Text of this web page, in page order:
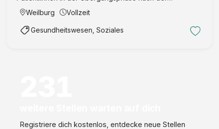
Notfallversorgung Planung & Durchführung pflegerischer
Unterstützung bei diagnostis …
Weilburg Vollzeit
Gesundheitswesen, Soziales
Registriere dich kostenlos, entdecke neue Stellen